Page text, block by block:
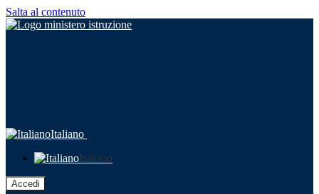
Salta al contenuto
Italiano
Italiano
Accedi